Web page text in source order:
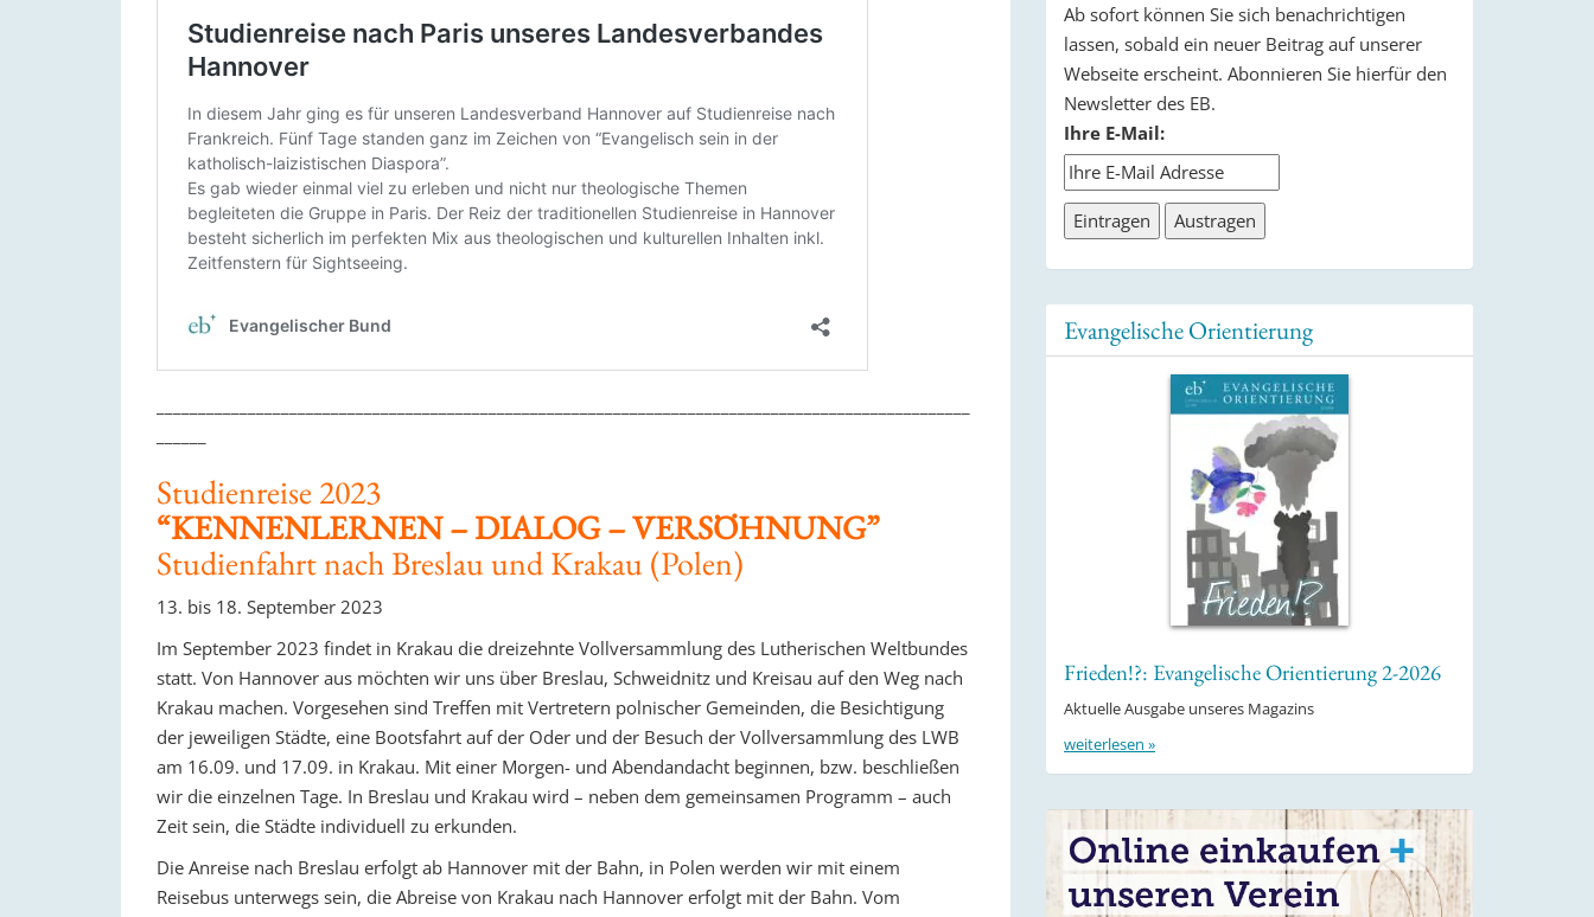
Studienreise 2023
“KENNENLERNEN – DIALOG – VERSÖHNUNG”
Studienfahrt nach Breslau und Krakau (Polen)
13. bis 18. September 2023
Im September 2023 findet in Krakau die dreizehnte Vollversammlung des Lutherischen Weltbundes
statt. Von Hannover aus möchten wir uns über Breslau, Schweidnitz und Kreisau auf den Weg nach
Krakau machen. Vorgesehen sind Treffen mit Vertretern polnischer Gemeinden, die Besichtigung
der jeweiligen Städte, eine Bootsfahrt auf der Oder und der Besuch der Vollversammlung des LWB
am 16.09. und 17.09. in Krakau. Mit einer Morgen- und Abendandacht beginnen, bzw. beschließen
wir die einzelnen Tage. In Breslau und Krakau wird – neben dem gemeinsamen Programm – auch
Zeit sein, die Städte individuell zu erkunden.
Die Anreise nach Breslau erfolgt ab Hannover mit der Bahn, in Polen werden wir mit einem
Reisebus unterwegs sein, die Abreise von Krakau nach Hannover erfolgt mit der Bahn. Vom
Ab sofort können Sie sich benachrichtigen
lassen, sobald ein neuer Beitrag auf unserer
Webseite erscheint. Abonnieren Sie hierfür den
Newsletter des EB.
Ihre E-Mail:
Evangelische Orientierung
Frieden!?: Evangelische Orientierung 2-2026
Aktuelle Ausgabe unseres Magazins
weiterlesen »